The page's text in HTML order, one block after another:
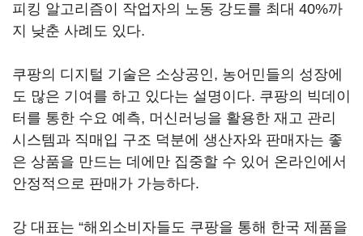
피킹 알고리즘이 작업자의 노동 강도를 최대 40%까
지 낮춘 사례도 있다.
쿠팡의 디지털 기술은 소상공인, 농어민들의 성장에
도 많은 기여를 하고 있다는 설명이다. 쿠팡의 빅데이
터를 통한 수요 예측, 머신러닝을 활용한 재고 관리
시스템과 직매입 구조 덕분에 생산자와 판매자는 좋
은 상품을 만드는 데에만 집중할 수 있어 온라인에서
안정적으로 판매가 가능하다.
강 대표는 “해외소비자들도 쿠팡을 통해 한국 제품을